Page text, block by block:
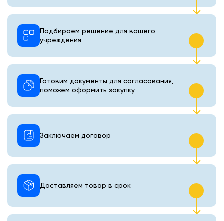
Подбираем решение для вашего
учреждения
Готовим документы для согласования,
поможем оформить закупку
Доставляем товар в срок
Заключаем договор